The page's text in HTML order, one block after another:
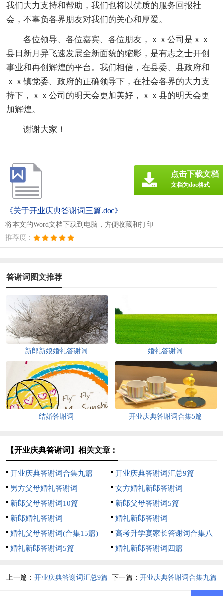
我们大力支持和帮助，我们也将以优质的服务回报社
会，不辜负各界朋友对我们的关心和厚爱。
各位领导、各位嘉宾、各位朋友，ｘｘ公司是ｘｘ
县日新月异飞速发展全新面貌的缩影，是有志之士开创
事业和再创辉煌的平台。我们相信，在县委、县政府和
ｘｘ镇党委、政府的正确领导下，在社会各界的大力支
持下，ｘｘ公司的明天会更加美好，ｘｘ县的明天会更
加辉煌。
谢谢大家！
《关于开业庆典答谢词三篇.doc》
将本文的Word文档下载到电脑，方便收藏和打印
推荐度：
点击下载文档
文档为doc格式
答谢词图文推荐
新郎新娘婚礼答谢词 婚礼答谢词
结婚答谢词 开业庆典答谢词合集5篇
【开业庆典答谢词】相关文章：
开业庆典答谢词合集九篇
开业庆典答谢词汇总9篇
男方父母婚礼答谢词
女方婚礼新郎答谢词
新郎父母答谢词10篇
新郎父母答谢词5篇
新郎婚礼答谢词
婚礼新郎答谢词
婚礼父母答谢词(合集15篇)
高考升学宴家长答谢词合集八
篇
婚礼新郎答谢词5篇 婚礼新郎答谢词四篇
上一篇：开业庆典答谢词汇总9篇 下一篇： 开业庆典答谢词合集九篇